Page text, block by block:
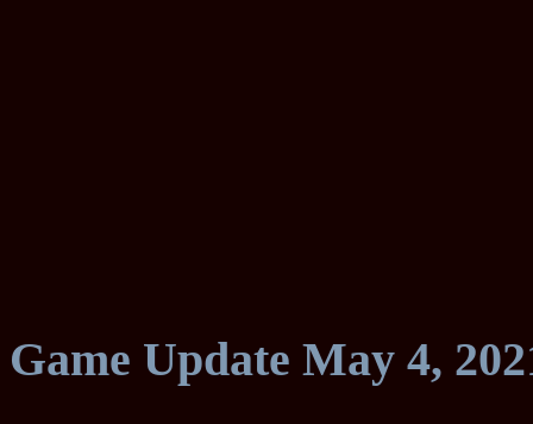
Game Update May 4,